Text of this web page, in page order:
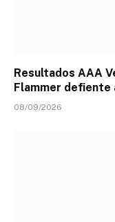
Resultados AAA
Flammer defiente
08/09/2026